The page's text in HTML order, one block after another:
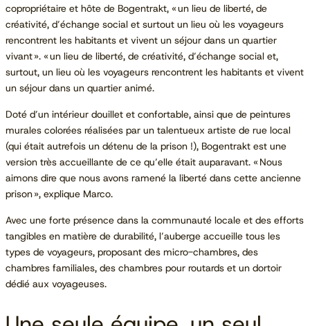
copropriétaire et hôte de Bogentrakt, « un lieu de liberté, de
créativité, d’échange social et surtout un lieu où les voyageurs
rencontrent les habitants et vivent un séjour dans un quartier
vivant ». « un lieu de liberté, de créativité, d’échange social et,
surtout, un lieu où les voyageurs rencontrent les habitants et vivent
un séjour dans un quartier animé.
Doté d’un intérieur douillet et confortable, ainsi que de peintures
murales colorées réalisées par un talentueux artiste de rue local
(qui était autrefois un détenu de la prison !), Bogentrakt est une
version très accueillante de ce qu’elle était auparavant. « Nous
aimons dire que nous avons ramené la liberté dans cette ancienne
prison », explique Marco.
Avec une forte présence dans la communauté locale et des efforts
tangibles en matière de durabilité, l’auberge accueille tous les
types de voyageurs, proposant des micro-chambres, des
chambres familiales, des chambres pour routards et un dortoir
dédié aux voyageuses.